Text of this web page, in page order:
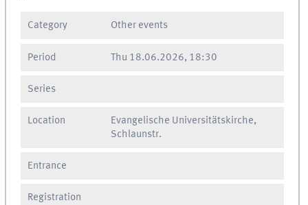
Category Other events
Period Thu 18.06.2026, 18:30
Series
Location
Evangelische Universitätskirche,
Schlaunstr.
Entrance
Registration